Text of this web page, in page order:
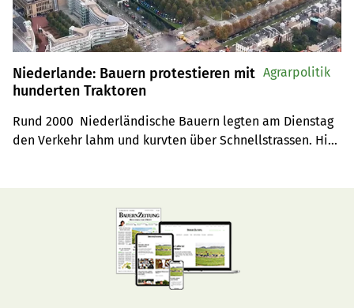
Niederlande: Bauern protestieren mit
hunderten Traktoren
Rund 2000  Niederländische Bauern legten am Dienstag
den Verkehr lahm und kurvten über Schnellstrassen. Hier
Agrarpolitik